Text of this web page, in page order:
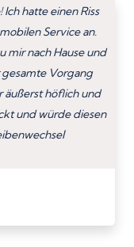
hatte einen Riss
Service an.
mir nach Hause und
Vorgang
äußerst höflich und
und würde diesen